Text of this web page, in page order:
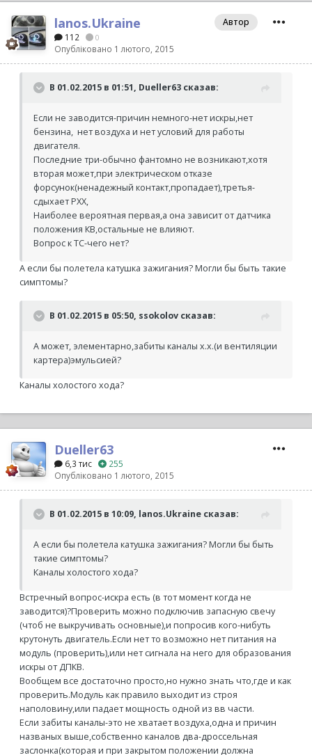
lanos.Ukraine
112 0
Опубліковано 1 лютого, 2015
Автор
В 01.02.2015 в 01:51, Dueller63 сказав:
Если не заводится-причин немного-нет искры,нет
бензина, нет воздуха и нет условий для работы
двигателя.
Последние три-обычно фантомно не возникают,хотя
вторая может,при электрическом отказе
форсунок(ненадежный контакт,пропадает),третья-
сдыхает РХХ,
Наиболее вероятная первая,а она зависит от датчика
положения КВ,остальные не влияют.
Вопрос к ТС-чего нет?
А если бы полетела катушка зажигания? Могли бы быть такие
симптомы?
В 01.02.2015 в 05:50, ssokolov сказав:
А может, элементарно,забиты каналы х.х.(и вентиляции
картера)эмульсией?
Каналы холостого хода?
Dueller63
6,3 тис
255
Опубліковано 1 лютого, 2015
В 01.02.2015 в 10:09, lanos.Ukraine сказав:
А если бы полетела катушка зажигания? Могли бы быть
такие симптомы?
Каналы холостого хода?
Встречный вопрос-искра есть (в тот момент когда не
заводится)?Проверить можно подключив запасную свечу
(чтоб не выкручивать основные),и попросив кого-нибуть
крутонуть двигатель.Если нет то возможно нет питания на
модуль (проверить),или нет сигнала на него для образования
искры от ДПКВ.
Вообщем все достаточно просто,но нужно знать что,где и как
проверить.Модуль как правило выходит из строя
наполовину,или падает мощность одной из вв части.
Если забиты каналы-это не хватает воздуха,одна и причин
названых выше,собственно каналов два-дроссельная
заслонка(которая и при закрытом положении должна